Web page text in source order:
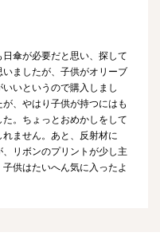
傘が必要だと思い、探して
ましたが、子供がオリーブ
いというので購入しまし
、やはり子供が持つにはも
。ちょっとおめかしをして
ません。あと、反射材に
リボンのプリントが少し主
供はたいへん気に入ったよ